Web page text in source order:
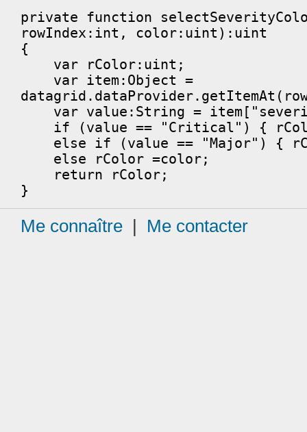
private function
rowIndex:int, color:uint):uint
{
var rColor:uint;
var item:Object =
var value:String =
if (value == "Critical") { rColor
else if (value == "Major") {
else rColor =color;
return rColor;
}
Me connaître | Me contacter